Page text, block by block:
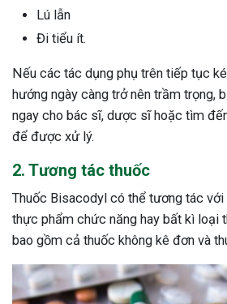
Lú lẫn
Đi tiểu ít.
Nếu các tác dụng phụ trên tiếp tục
hướng ngày càng trở nên trầm trọng,
ngay cho bác sĩ, dược sĩ hoặc tìm
để được xử lý.
2. Tương tác thuốc
Thuốc Bisacodyl có thể tương tác
thực phẩm chức năng hay bất kì loại
bao gồm cả thuốc không kê đơn và